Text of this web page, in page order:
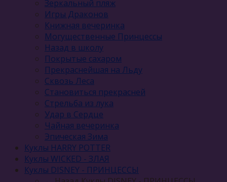
Зеркальный пляж
Игры Драконов
Книжная вечеринка
Могущественные Принцессы
Назад в школу
Покрытые сахаром
Прекраснейшая на Льду
Сквозь Леса
Становиться прекрасней
Стрельба из лука
Удар в Сердце
Чайная вечеринка
Эпическая Зима
Куклы HARRY POTTER
Куклы WICKED - ЗЛАЯ
Куклы DISNEY - ПРИНЦЕССЫ